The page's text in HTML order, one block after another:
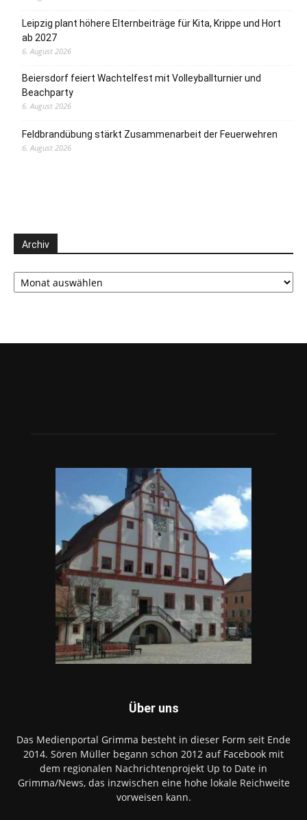
Leipzig plant höhere Elternbeiträge für Kita, Krippe und Hort
ab 2027
6. August 2026
Beiersdorf feiert Wachtelfest mit Volleyballturnier und
Beachparty
6. August 2026
Feldbrandübung stärkt Zusammenarbeit der Feuerwehren
6. August 2026
Archiv
Archiv
Über uns
Das Medienportal Grimma besteht in dieser Form seit Ende
2014. Sören Müller begann schon 2012 auf Facebook mit
dem regionalen Nachrichtenprojekt Up to Date in
Grimma/News, das inzwischen eine hohe lokale Reichweite
vorweisen kann.